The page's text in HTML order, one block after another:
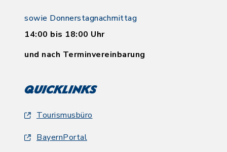
sowie Donnerstagnachmittag
14:00 bis 18:00 Uhr
und nach Terminvereinbarung
Quicklinks
Tourismusbüro
BayernPortal